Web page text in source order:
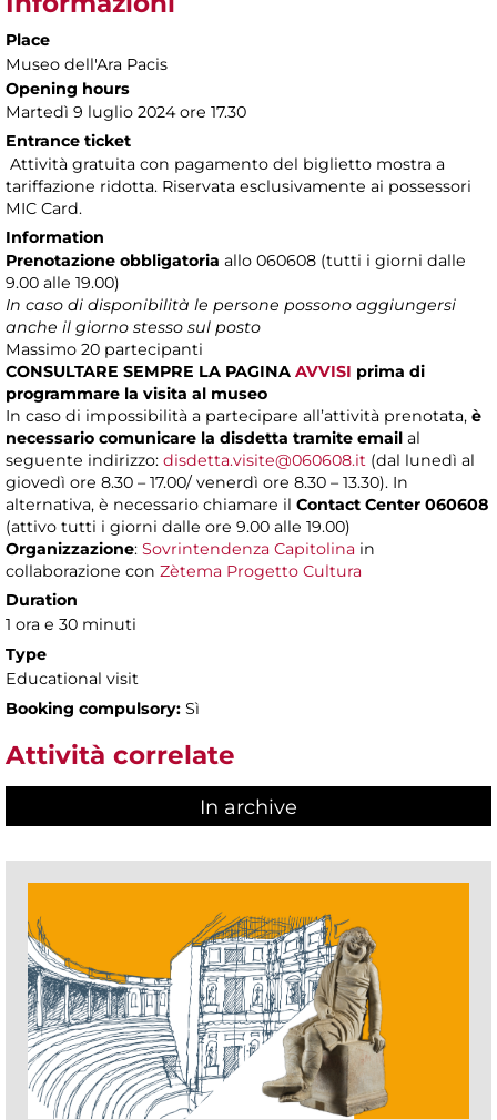
Place
Museo dell'Ara Pacis
Opening hours
Martedì 9 luglio 2024 ore 17.30
Entrance ticket
Attività gratuita con pagamento del biglietto mostra a
tariffazione ridotta. Riservata esclusivamente ai possessori
MIC Card.
Information
Prenotazione obbligatoria allo 060608 (tutti i giorni dalle
9.00 alle 19.00)
In caso di disponibilità le persone possono aggiungersi
anche il giorno stesso sul posto
Massimo 20 partecipanti
CONSULTARE SEMPRE LA PAGINA AVVISI prima di
programmare la visita al museo
In caso di impossibilità a partecipare all’attività prenotata, è
necessario comunicare la disdetta tramite email al
seguente indirizzo: disdetta.visite@060608.it (dal lunedì al
giovedì ore 8.30 – 17.00/ venerdì ore 8.30 – 13.30). In
alternativa, è necessario chiamare il Contact Center 060608
(attivo tutti i giorni dalle ore 9.00 alle 19.00)
Organizzazione: Sovrintendenza Capitolina in
collaborazione con Zètema Progetto Cultura
Duration
1 ora e 30 minuti
Type
Educational visit
Booking compulsory: Sì
Attività correlate
In archive